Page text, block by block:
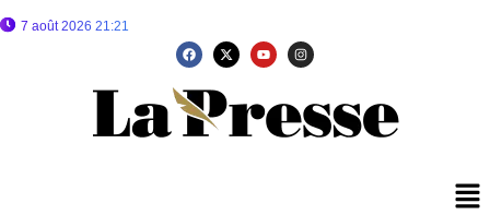
7 août 2026 21:21